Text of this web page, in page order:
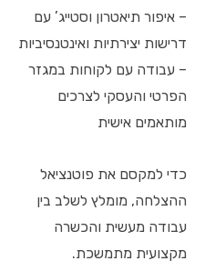
– איפור תיאטרון וסטייג’ עם
דרישות יצירתיות ואינטנסיביות
– עבודה עם לקוחות במגזר
הפרטי והעסקי לצרכים
מותאמים אישית
כדי למקסם את פוטנציאל
ההצלחה, מומלץ לשלב בין
עבודה מעשית והכשרה
מקצועית מתמשכת.